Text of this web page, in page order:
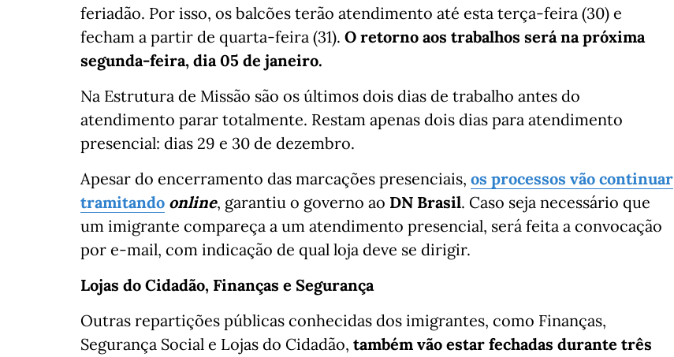
feriadão. Por isso, os balcões terão atendimento até esta terça-feira (30) e
fecham a partir de quarta-feira (31). O retorno aos trabalhos será na próxima
segunda-feira, dia 05 de janeiro.
Na Estrutura de Missão são os últimos dois dias de trabalho antes do
atendimento parar totalmente. Restam apenas dois dias para atendimento
presencial: dias 29 e 30 de dezembro.
Apesar do encerramento das marcações presenciais, os processos vão continuar
tramitando online, garantiu o governo ao DN Brasil. Caso seja necessário que
um imigrante compareça a um atendimento presencial, será feita a convocação
por e-mail, com indicação de qual loja deve se dirigir.
Lojas do Cidadão, Finanças e Segurança
Outras repartições públicas conhecidas dos imigrantes, como Finanças,
Segurança Social e Lojas do Cidadão, também vão estar fechadas durante três